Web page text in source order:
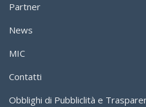
Partner
News
MIC
Contatti
Obblighi di Pubbliclità e